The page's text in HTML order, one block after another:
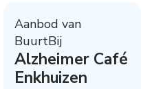
Aanbod van
BuurtBij
Alzheimer Café
Enkhuizen